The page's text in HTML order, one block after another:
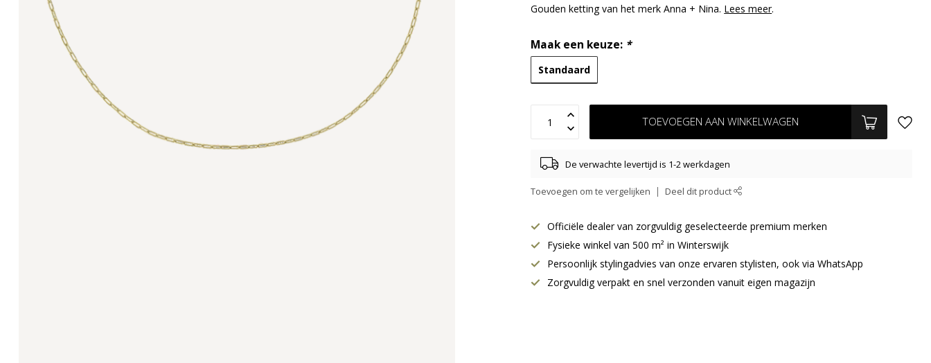
Gouden ketting van het merk Anna + Nina. Lees meer.
Maak een keuze: *
Standaard
TOEVOEGEN AAN WINKELWAGEN
De verwachte levertijd is 1-2 werkdagen
Toevoegen om te vergelijken Deel dit product
Officiële dealer van zorgvuldig geselecteerde premium merken
Fysieke winkel van 500 m² in Winterswijk
Persoonlijk stylingadvies van onze ervaren stylisten, ook via WhatsApp
Zorgvuldig verpakt en snel verzonden vanuit eigen magazijn